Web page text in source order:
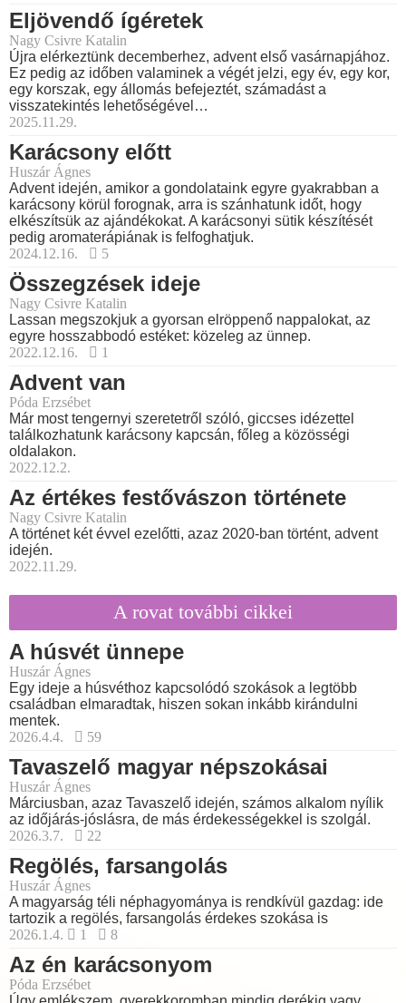
Eljövendő ígéretek
Nagy Csivre Katalin
Újra elérkeztünk decemberhez, advent első vasárnapjához.
Ez pedig az időben valaminek a végét jelzi, egy év, egy kor,
egy korszak, egy állomás befejeztét, számadást a
visszatekintés lehetőségével…
2025.11.29.
Karácsony előtt
Huszár Ágnes
Advent idején, amikor a gondolataink egyre gyakrabban a
karácsony körül forognak, arra is szánhatunk időt, hogy
elkészítsük az ajándékokat. A karácsonyi sütik készítését
pedig aromaterápiának is felfoghatjuk.
2024.12.16.
5
Összegzések ideje
Nagy Csivre Katalin
Lassan megszokjuk a gyorsan elröppenő nappalokat, az
egyre hosszabbodó estéket: közeleg az ünnep.
2022.12.16.
1
Advent van
Póda Erzsébet
Már most tengernyi szeretetről szóló, giccses idézettel
találkozhatunk karácsony kapcsán, főleg a közösségi
oldalakon.
2022.12.2.
Az értékes festővászon története
Nagy Csivre Katalin
A történet két évvel ezelőtti, azaz 2020-ban történt, advent
idején.
2022.11.29.
A rovat további cikkei
A húsvét ünnepe
Huszár Ágnes
Egy ideje a húsvéthoz kapcsolódó szokások a legtöbb
családban elmaradtak, hiszen sokan inkább kirándulni
mentek.
2026.4.4.
59
Tavaszelő magyar népszokásai
Huszár Ágnes
Márciusban, azaz Tavaszelő idején, számos alkalom nyílik
az időjárás-jóslásra, de más érdekességekkel is szolgál.
2026.3.7.
22
Regölés, farsangolás
Huszár Ágnes
A magyarság téli néphagyománya is rendkívül gazdag: ide
tartozik a regölés, farsangolás érdekes szokása is
2026.1.4.
1 8
Az én karácsonyom
Póda Erzsébet